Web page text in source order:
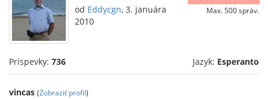
Max. 500 správ.
od Eddycgn, 3. januára
2010
Príspevky: 736 Jazyk: Esperanto
vincas (Zobraziť profil)